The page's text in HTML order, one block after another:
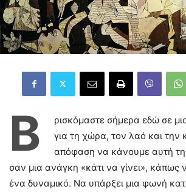
Β
ρισκόμαστε σήμερα εδώ σε
για τη χώρα, τον λαό και την
απόφαση να κάνουμε αυτή
σαν μια ανάγκη «κάτι να γίνει», κάπως
ένα δυναμικό. Να υπάρξει μια φωνή